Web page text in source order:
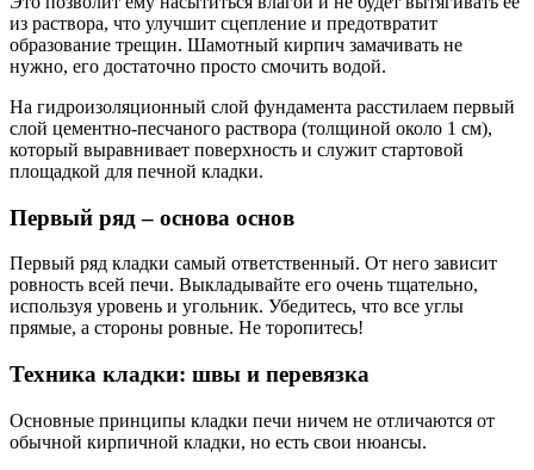
из раствора, что улучшит сцепление и предотвратит
образование трещин. Шамотный кирпич замачивать не
нужно, его достаточно просто смочить водой.
На гидроизоляционный слой фундамента расстилаем первый
слой цементно-песчаного раствора (толщиной около 1 см),
который выравнивает поверхность и служит стартовой
площадкой для печной кладки.
Первый ряд – основа основ
Первый ряд кладки самый ответственный. От него зависит
ровность всей печи. Выкладывайте его очень тщательно,
используя уровень и угольник. Убедитесь, что все углы
прямые, а стороны ровные. Не торопитесь!
Техника кладки: швы и перевязка
Основные принципы кладки печи ничем не отличаются от
обычной кирпичной кладки, но есть свои нюансы.